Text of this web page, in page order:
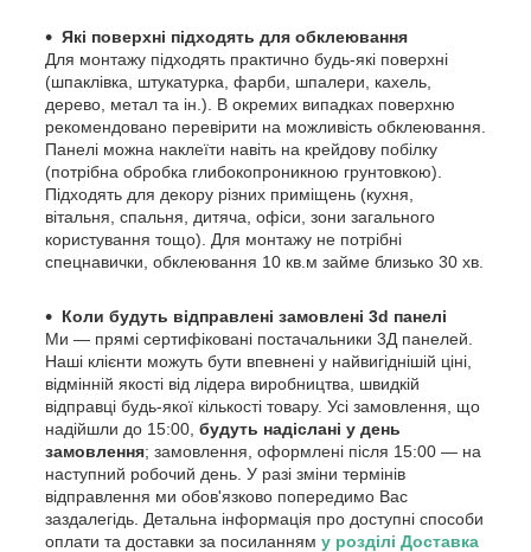
Які поверхні підходять для обклеювання
Для монтажу підходять практично будь-які поверхні
(шпаклівка, штукатурка, фарби, шпалери, кахель,
дерево, метал та ін.). В окремих випадках поверхню
рекомендовано перевірити на можливість обклеювання.
Панелі можна наклеїти навіть на крейдову побілку
(потрібна обробка глибокопроникною грунтовкою).
Підходять для декору різних приміщень (кухня,
вітальня, спальня, дитяча, офіси, зони загального
користування тощо). Для монтажу не потрібні
спецнавички, обклеювання 10 кв.м займе близько 30 хв.
Коли будуть відправлені замовлені 3d панелі
Ми — прямі сертифіковані постачальники 3Д панелей.
Наші клієнти можуть бути впевнені у найвигіднішій ціні,
відмінній якості від лідера виробництва, швидкій
відправці будь-якої кількості товару. Усі замовлення, що
надійшли до 15:00, будуть надіслані у день
замовлення; замовлення, оформлені після 15:00 — на
наступний робочий день. У разі зміни термінів
відправлення ми обов'язково попередимо Вас
заздалегідь. Детальна інформація про доступні способи
оплати та доставки за посиланням у розділі Доставка